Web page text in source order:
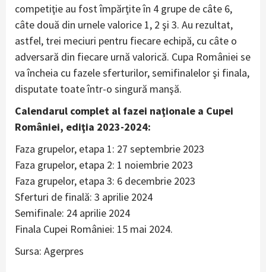
competiţie au fost împărţite în 4 grupe de câte 6,
câte două din urnele valorice 1, 2 şi 3. Au rezultat,
astfel, trei meciuri pentru fiecare echipă, cu câte o
adversară din fiecare urnă valorică. Cupa României se
va încheia cu fazele sferturilor, semifinalelor şi finala,
disputate toate într-o singură manşă.
Calendarul complet al fazei naţionale a Cupei
României, ediţia 2023-2024:
Faza grupelor, etapa 1: 27 septembrie 2023
Faza grupelor, etapa 2: 1 noiembrie 2023
Faza grupelor, etapa 3: 6 decembrie 2023
Sferturi de finală: 3 aprilie 2024
Semifinale: 24 aprilie 2024
Finala Cupei României: 15 mai 2024.
Sursa: Agerpres